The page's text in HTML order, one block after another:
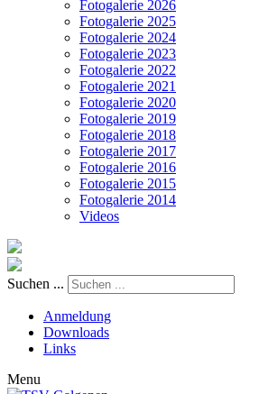
Fotogalerie 2026
Fotogalerie 2025
Fotogalerie 2024
Fotogalerie 2023
Fotogalerie 2022
Fotogalerie 2021
Fotogalerie 2020
Fotogalerie 2019
Fotogalerie 2018
Fotogalerie 2017
Fotogalerie 2016
Fotogalerie 2015
Fotogalerie 2014
Videos
Suchen ...
Anmeldung
Downloads
Links
Menu